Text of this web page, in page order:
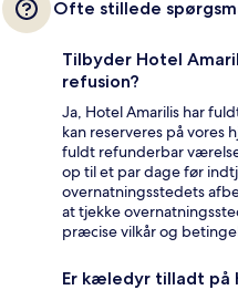
Ofte stillede
Tilbyder Hotel
refusion?
Ja, Hotel Amarilis har
kan reserveres på vores
fuldt refunderbar
op til et par dage før
overnatningsstedets
at tjekke
præcise vilkår og
Er kæledyr tilladt på